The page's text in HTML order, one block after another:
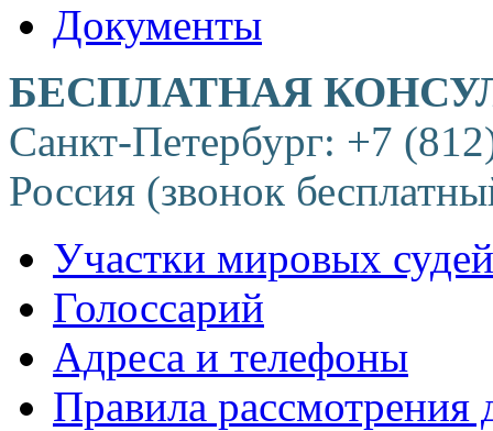
Документы
БЕСПЛАТНАЯ
Санкт-Петербург: +7
Россия (звонок
Участки мировых судей
Голоссарий
Адреса и телефоны
Правила рассмотрения